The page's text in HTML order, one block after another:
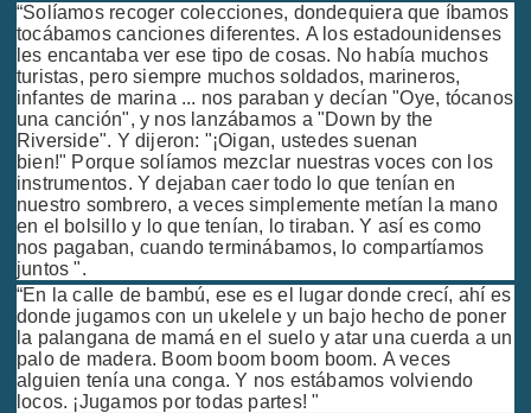
“Solíamos recoger colecciones, dondequiera que íbamos
tocábamos canciones diferentes. A los estadounidenses
les encantaba ver ese tipo de cosas. No había muchos
turistas, pero siempre muchos soldados, marineros,
infantes de marina ... nos paraban y decían "Oye, tócanos
una canción", y nos lanzábamos a "Down by the
Riverside". Y dijeron: "¡Oigan, ustedes suenan
bien!" Porque solíamos mezclar nuestras voces con los
instrumentos. Y dejaban caer todo lo que tenían en
nuestro sombrero, a veces simplemente metían la mano
en el bolsillo y lo que tenían, lo tiraban. Y así es como
nos pagaban, cuando terminábamos, lo compartíamos
juntos ".
“En la calle de bambú, ese es el lugar donde crecí, ahí es
donde jugamos con un ukelele y un bajo hecho de poner
la palangana de mamá en el suelo y atar una cuerda a un
palo de madera. Boom boom boom boom. A veces
alguien tenía una conga. Y nos estábamos volviendo
locos. ¡Jugamos por todas partes! "